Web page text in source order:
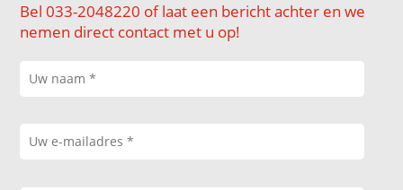
Bel 033-2048220 of laat een bericht achter en we
nemen direct contact met u op!